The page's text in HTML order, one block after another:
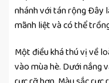
nhánh với tán rộng Đây
mãnh liệt và có thể
Một điều khá thú vị về
vào mùa hè. Dưới nắng